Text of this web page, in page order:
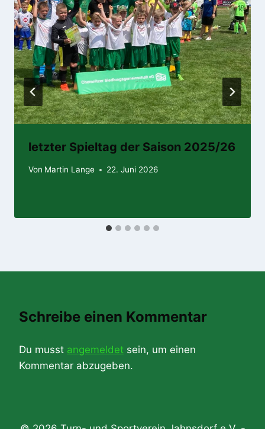
letzter Spieltag der Saison 2025/26
Von Martin Lange 22. Juni 2026
Schreibe einen Kommentar
Du musst angemeldet sein, um einen
Kommentar abzugeben.